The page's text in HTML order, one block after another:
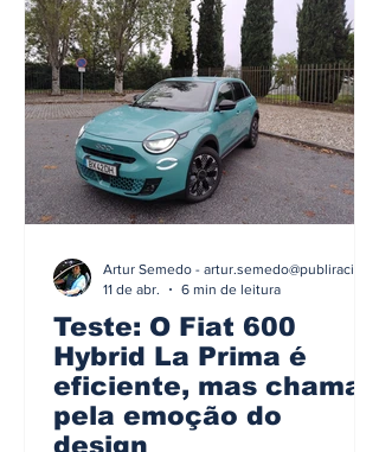
Teste: O Fiat 600
Hybrid La Prima é
eficiente, mas chama
pela emoção do
design
11 de abr.
6 min de leitura